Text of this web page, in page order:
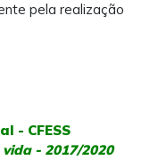
pela realização
- CFESS
vida - 2017/2020